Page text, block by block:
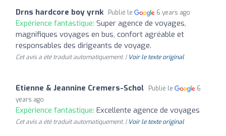
Drns hardcore boy yrnk Publié le 6 years ago
Expérience fantastique: Super agence de voyages,
magnifiques voyages en bus, confort agréable et
responsables des dirigeants de voyage.
Cet avis a été traduit automatiquement. | Voir le texte original
Etienne & Jeannine Cremers-Schol Publié le
6
years ago
Expérience fantastique: Excellente agence de voyages
Cet avis a été traduit automatiquement. | Voir le texte original